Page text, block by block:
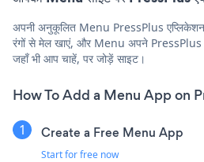
अपनी अनुकूलित Menu PressPlus एप्लिकेशन
रंगों से मेल खाएं, और Menu अपने PressPlus
जहाँ भी आप चाहें, पर जोड़ें साइट।
How To Add a Menu App on
Create a Free Menu App
Start for free now